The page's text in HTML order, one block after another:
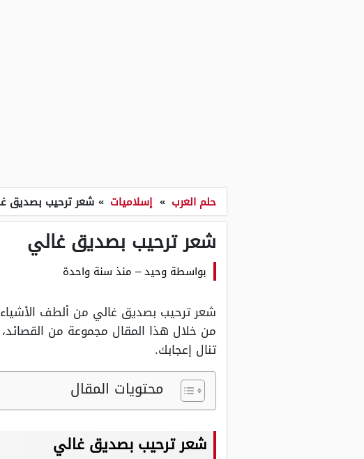
حلم العرب » إسلاميات » شعر ترحيب بصديق
شعر ترحيب بصديق غالي
بواسطة وحيد– منذ سنة واحدة
شعر ترحيب بصديق غالي من ألطف
من خلال هذا المقال مجموعة من
تنال إعجابك.
محتويات المقال
شعر ترحيب بصديق غالي